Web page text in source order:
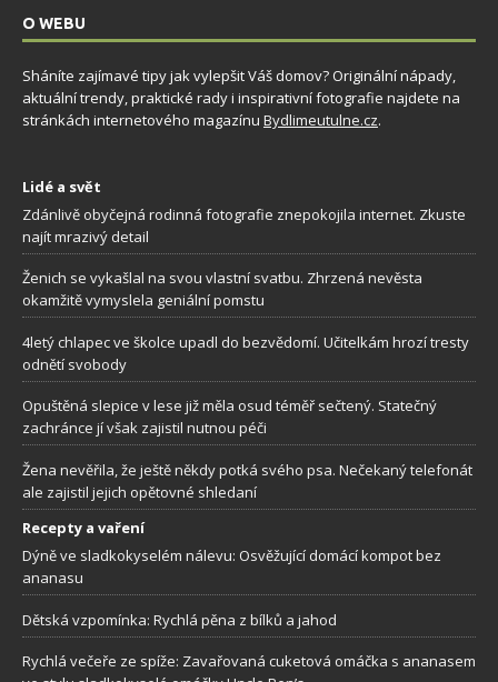
O WEBU
Sháníte zajímavé tipy jak vylepšit Váš domov? Originální nápady,
aktuální trendy, praktické rady i inspirativní fotografie najdete na
stránkách internetového magazínu Bydlimeutulne.cz.
Lidé a svět
Zdánlivě obyčejná rodinná fotografie znepokojila internet. Zkuste
najít mrazivý detail
Ženich se vykašlal na svou vlastní svatbu. Zhrzená nevěsta
okamžitě vymyslela geniální pomstu
4letý chlapec ve školce upadl do bezvědomí. Učitelkám hrozí tresty
odnětí svobody
Opuštěná slepice v lese již měla osud téměř sečtený. Statečný
zachránce jí však zajistil nutnou péči
Žena nevěřila, že ještě někdy potká svého psa. Nečekaný telefonát
ale zajistil jejich opětovné shledaní
Recepty a vaření
Dýně ve sladkokyselém nálevu: Osvěžující domácí kompot bez
ananasu
Dětská vzpomínka: Rychlá pěna z bílků a jahod
Rychlá večeře ze spíže: Zavařovaná cuketová omáčka s ananasem